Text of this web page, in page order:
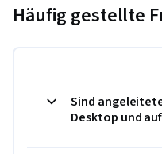
Häufig gestellte
Sind
Desktop und